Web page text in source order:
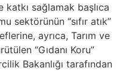
katkı sağlamak başlıca
sektörünün “sıfır atık”
ayrıca, Tarım ve
“Gıdanı Koru”
Bakanlığı tarafından